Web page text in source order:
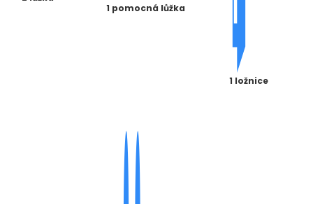
1 pomocná lůžka
1 ložnice